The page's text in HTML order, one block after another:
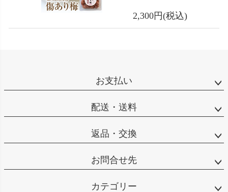
2,300円(税込)
お支払い
配送・送料
返品・交換
お問合せ先
カテゴリー